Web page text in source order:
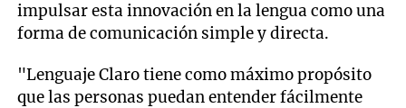
impulsar esta innovación en la lengua como una
forma de comunicación simple y directa.
"Lenguaje Claro tiene como máximo propósito
que las personas puedan entender fácilmente